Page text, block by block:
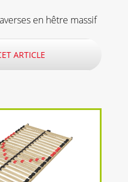
en hêtre massif
ARTICLE